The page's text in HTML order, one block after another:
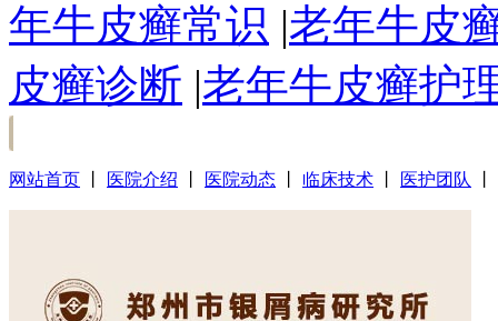
年牛皮癣常识 |老年牛皮
皮癣诊断 |老年牛皮癣护
网站首页 医院介绍 医院动态 临床技术 医护团队